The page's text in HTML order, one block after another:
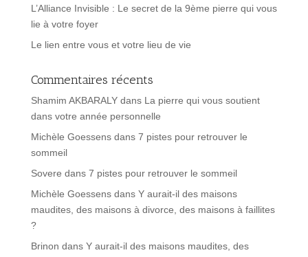
L’Alliance Invisible : Le secret de la 9ème pierre qui vous
lie à votre foyer
Le lien entre vous et votre lieu de vie
Commentaires récents
Shamim AKBARALYdans La pierre qui vous soutient
dans votre année personnelle
Michèle Goessensdans 7 pistes pour retrouver le
sommeil
Sovere dans 7 pistes pour retrouver le sommeil
Michèle Goessensdans Y aurait-il des maisons
maudites, des maisons à divorce, des maisons à faillites
?
Brinon dans Y aurait-il des maisons maudites, des